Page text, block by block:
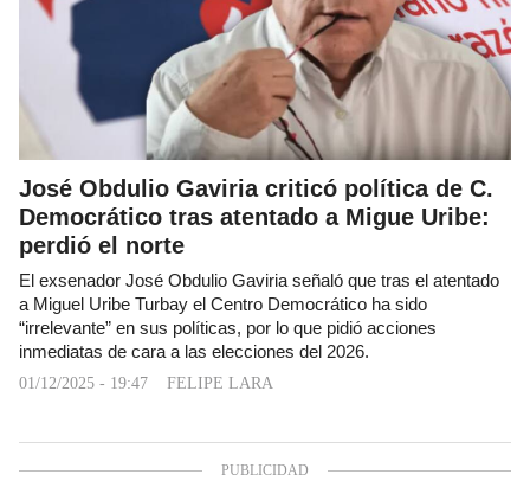
José Obdulio Gaviria criticó política de C.
Democrático tras atentado a Migue Uribe:
perdió el norte
El exsenador José Obdulio Gaviria señaló que tras el atentado
a Miguel Uribe Turbay el Centro Democrático ha sido
“irrelevante” en sus políticas, por lo que pidió acciones
inmediatas de cara a las elecciones del 2026.
01/12/2025 - 19:47 FELIPE LARA